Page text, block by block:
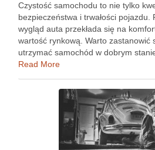
Czystość samochodu to nie tylko
bezpieczeństwa i trwałości
wygląd auta przekłada się na
wartość rynkową. Warto zastanowić
utrzymać samochód w dobrym
niekorzystnych skutków
Read More